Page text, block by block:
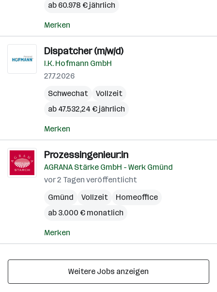
ab 60.978 € jährlich
Merken
Dispatcher (m/w/d)
I.K. Hofmann GmbH
27.7.2026
Schwechat
Vollzeit
ab 47.532,24 € jährlich
Merken
Prozessingenieur:in
AGRANA Stärke GmbH - Werk Gmünd
vor 2 Tagen veröffentlicht
Gmünd
Vollzeit
Homeoffice
ab 3.000 € monatlich
Merken
Weitere Jobs anzeigen